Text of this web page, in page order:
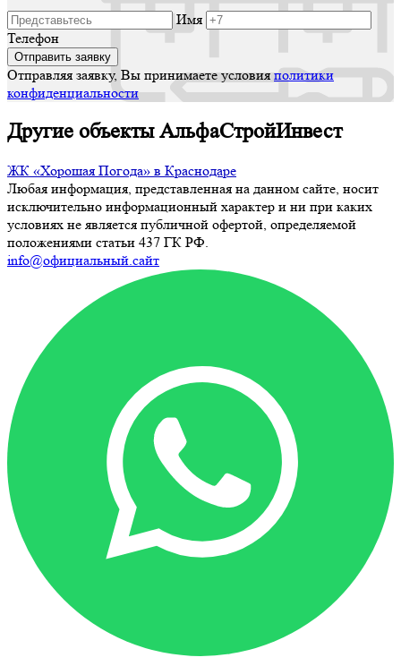
Имя
Телефон
Отправляя заявку, Вы принимаете условияполитики
конфиденциальности
Другие объекты АльфаСтройИнвест
ЖК «Хорошая Погода» в Краснодаре
Любая информация, представленная на данном сайте, носит
исключительно информационный характер и ни при каких
условиях не является публичной офертой, определяемой
положениями статьи 437 ГК РФ.
info@официальный.сайт